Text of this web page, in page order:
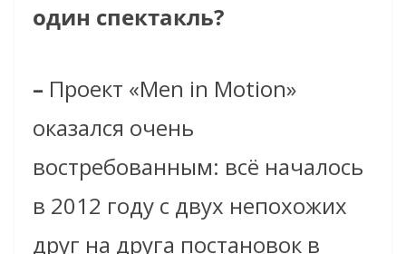
один спектакль?
– Проект «Men in Motion»
оказался очень
востребованным: всё началось
в 2012 году с двух непохожих
друг на друга постановок в